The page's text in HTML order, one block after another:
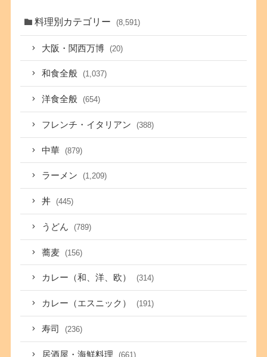
料理別カテゴリー (8,591)
大阪・関西万博 (20)
和食全般 (1,037)
洋食全般 (654)
フレンチ・イタリアン (388)
中華 (879)
ラーメン (1,209)
丼 (445)
うどん (789)
蕎麦 (156)
カレー（和、洋、欧） (314)
カレー（エスニック） (191)
寿司 (236)
居酒屋・海鮮料理 (661)